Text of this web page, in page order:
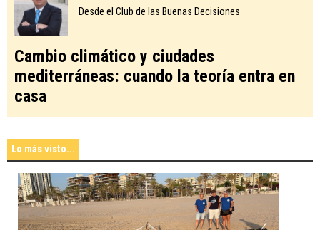
Desde el Club de las Buenas Decisiones
Cambio climático y ciudades
mediterráneas: cuando la teoría entra en
casa
Lo más visto...